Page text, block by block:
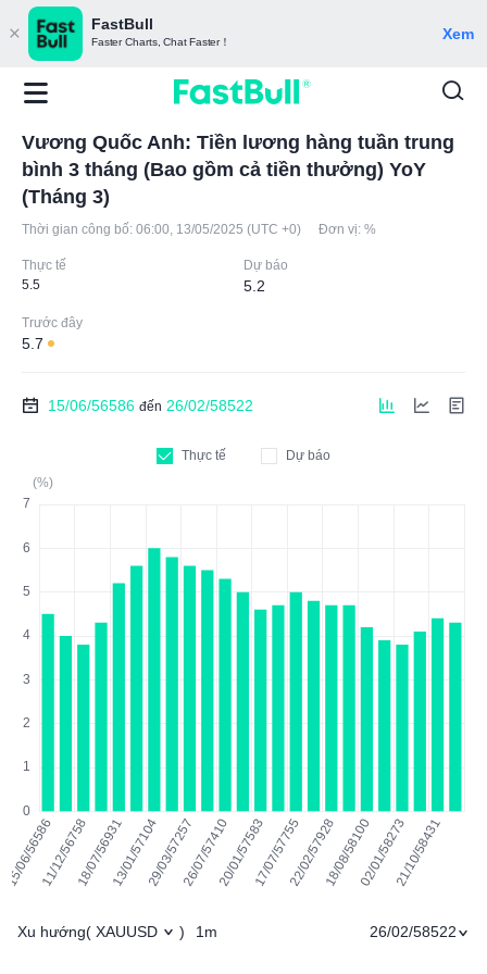
FastBull
Faster Charts, Chat Faster！ Xem
Vương Quốc Anh: Tiền lương hàng tuần trung
bình 3 tháng (Bao gồm cả tiền thưởng) YoY
(Tháng 3)
Thời gian công bố: 06:00, 13/05/2025 (UTC +0) Đơn vị: %
Thực tế
5.5
Dự báo
5.2
Trước đây
5.7
15/06/56586 đến 26/02/58522
Thực tế
Dự báo
(%)
Xu hướng( XAUUSD ) 1m 26/02/58522